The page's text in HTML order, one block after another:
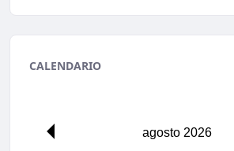
CALENDARIO
agosto 2026